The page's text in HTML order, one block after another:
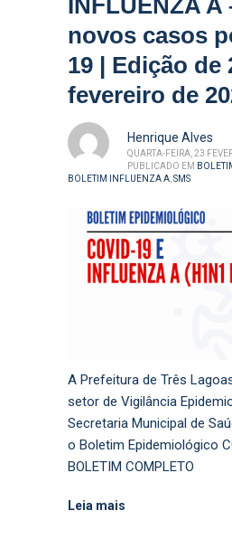
novos casos
19 | Edição de
fevereiro de
Henrique Alves
QUARTA-FEIRA, 23
PUBLICADO EM
BOLETIM INFLUENZA A SMS
A Prefeitura de Três
setor de Vigilância
Secretaria Municipal de
o Boletim Epidemiológico
BOLETIM COMPLETO
Leia mais